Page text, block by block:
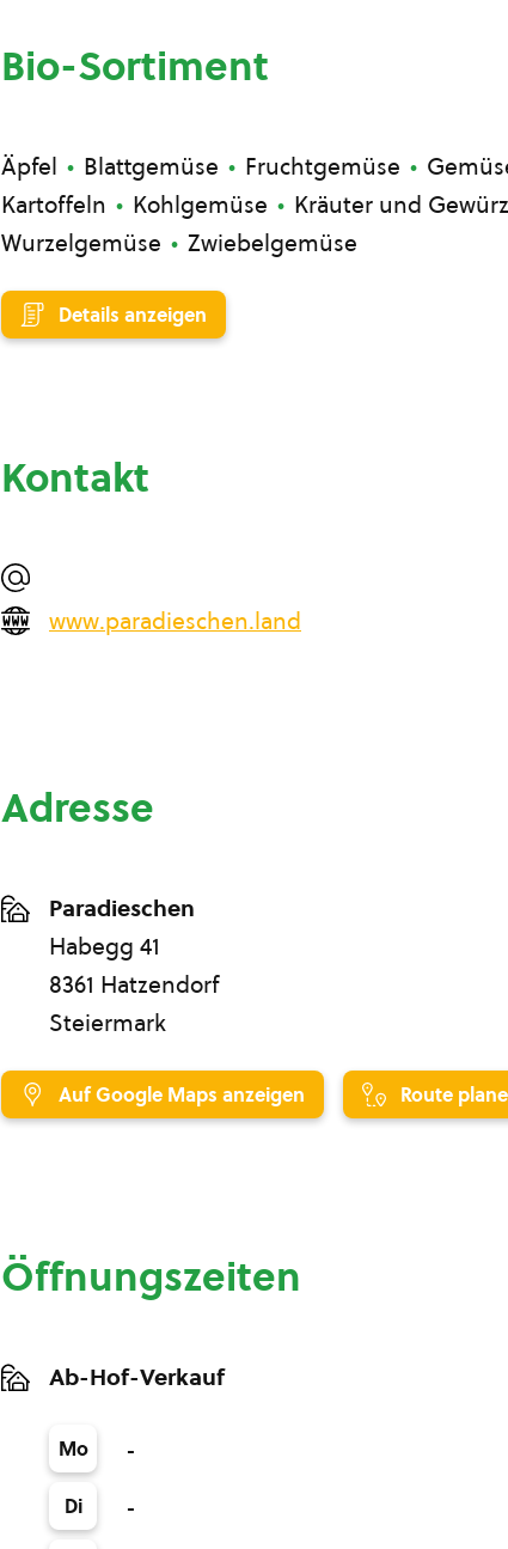
Bio-Sortiment
Äpfel Blattgemüse Fruchtgemüse
Kartoffeln
Kohlgemüse
Kräuter und
Wurzelgemüse
Zwiebelgemüse
Details anzeigen
Kontakt
www.paradieschen.land
Adresse
Paradieschen
Habegg 41
8361 Hatzendorf
Steiermark
Auf Google Maps anzeigen Route
Öffnungszeiten
Ab-Hof-Verkauf
Mo -
Di -